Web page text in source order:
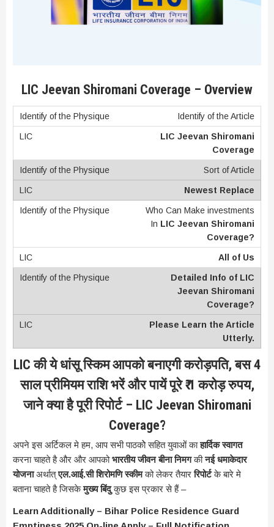
LIC Jeevan Shiromani Coverage – Overview
Identify of the Article
LIC Jeevan Shiromani
Coverage
Sort of Article
Newest Replace
Who Can Make investments
In LIC Jeevan Shiromani
Coverage?
All of Us
Detailed Info of LIC
Jeevan Shiromani
Coverage?
Please Learn the Article
Utterly.
LIC की ये धांसू स्किम आपको बनाएगी करोड़पति, बस 4
साल प्रीमियम राशि भरें और पायें पूरे ₹ 1 करोड़ रुपय,
जाने क्या है पूरी रिपोर्ट – LIC Jeevan Shiromani
Coverage?
अपने इस अर्टिकल मे हम, आप सभी पाठकोे सहित युवाओं काहार्दिक स्वागत
करना चाहते है और और आपकोभारतीय जीवन बीना निमगकीनई धमाकेदार
योजनाअर्थात्एल.आई.सी शिरोमणि स्कीमको लेकर तैयाररिपोर्टके बारे मे
बताना चाहते है जिसकेमुख्य बिंदुकुछ इस प्रकार से हैं –
Learn Additionally – Bihar Police Residence Guard